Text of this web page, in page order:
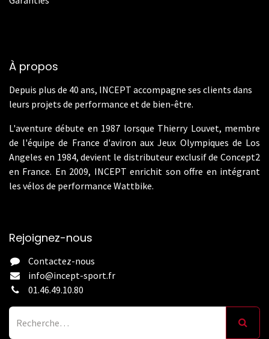
À propos
Depuis plus de 40 ans, INCEPT accompagne ses clients dans
leurs projets de performance et de bien-être.
L'aventure débute en 1987 lorsque Thierry Louvet, membre
de l'équipe de France d'aviron aux Jeux Olympiques de Los
Angeles en 1984, devient le distributeur exclusif de Concept2
en France. En 2009, INCEPT enrichit son offre en intégrant
les vélos de performance Wattbike.
Rejoignez-nous
Contactez-nous
info@incept-sport.fr
01.46.49.10.80